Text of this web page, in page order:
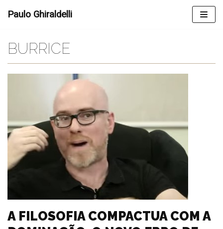
Skip
Paulo Ghiraldelli
BURRICE
A FILOSOFIA COMPACTUA COM A